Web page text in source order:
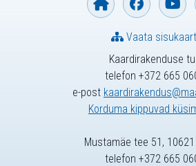
Kaardirakenduse
telefon +372 665
e-post
Korduma kippuvad
Vaata
Mustamäe tee 51,
telefon +372 665